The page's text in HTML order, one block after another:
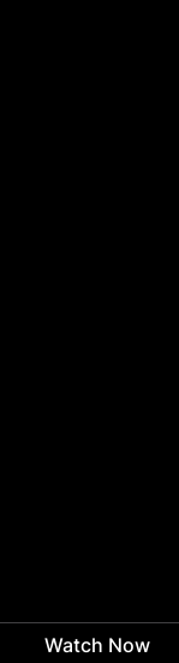
Watch Now